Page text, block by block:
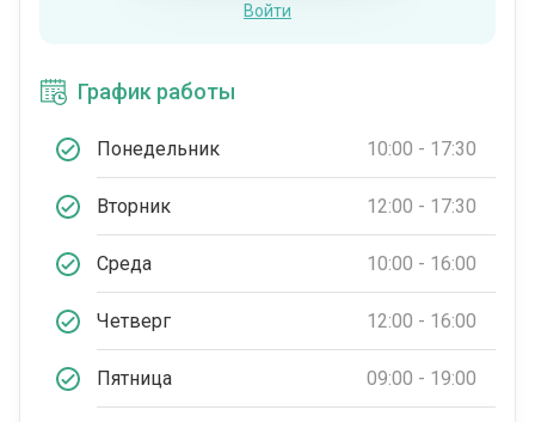
Войти
График работы
Понедельник 10:00 - 17:30
Вторник 12:00 - 17:30
Среда 10:00 - 16:00
Четверг 12:00 - 16:00
Пятница 09:00 - 19:00